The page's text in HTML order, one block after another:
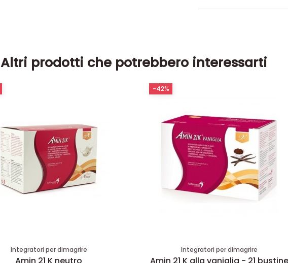
Altri prodotti che potrebbero interessarti
Integratori per dimagrire Integratori per dimagrire
-42%